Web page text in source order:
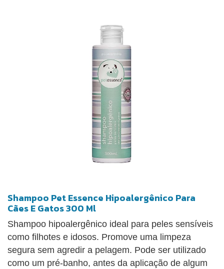
Shampoo Pet Essence Hipoalergênico Para
Cães E Gatos 300 Ml
Shampoo hipoalergênico ideal para peles sensíveis
como filhotes e idosos. Promove uma limpeza
segura sem agredir a pelagem. Pode ser utilizado
como um pré-banho, antes da aplicação de algum